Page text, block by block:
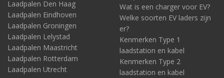
Laadpalen Den Haag
Laadpalen Eindhoven
Laadpalen Groningen
Laadpalen Lelystad
Laadpalen Maastricht
Laadpalen Rotterdam
Laadpalen Utrecht
Wat is een charger voor EV?
Welke soorten EV laders zijn
er?
Kenmerken Type 1
laadstation en kabel
Kenmerken Type 2
laadstation en kabel